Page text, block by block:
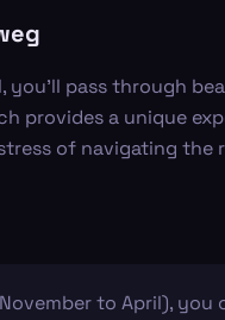
you'll pass through
provides a unique
of navigating the
to April),